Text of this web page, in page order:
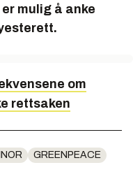
mulig å anke
om
rettsaken
GREENPEACE